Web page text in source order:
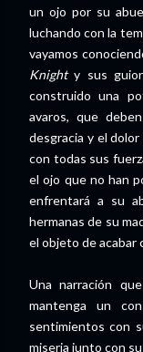
un ojo por su
luchando con la
vayamos
Knighty sus
construido una
avaros, que
desgracia y el
con todas sus
el ojo que no han
enfrentará a su
hermanas de su
el objeto de acabar
Una narración
mantenga un
sentimientos con
miseria junto con